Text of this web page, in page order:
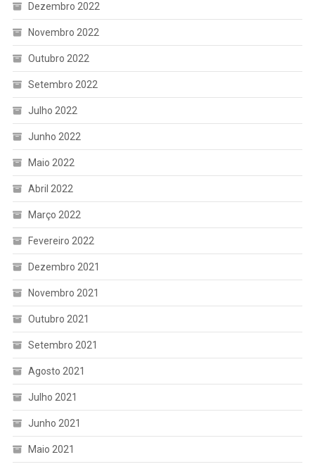
Dezembro 2022
Novembro 2022
Outubro 2022
Setembro 2022
Julho 2022
Junho 2022
Maio 2022
Abril 2022
Março 2022
Fevereiro 2022
Dezembro 2021
Novembro 2021
Outubro 2021
Setembro 2021
Agosto 2021
Julho 2021
Junho 2021
Maio 2021